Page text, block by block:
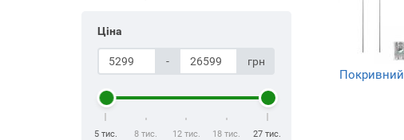
Ціна
- грн
5 тис. 8 тис. 12 тис. 18 тис. 27 тис.
Покривний